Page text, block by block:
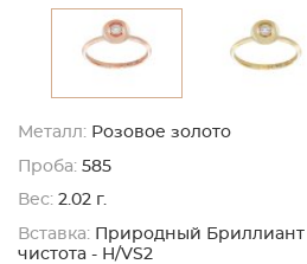
Металл: Розовое золото
Проба: 585
Вес: 2.02 г.
Вставка: Природный Бриллиант
чистота - H/VS2